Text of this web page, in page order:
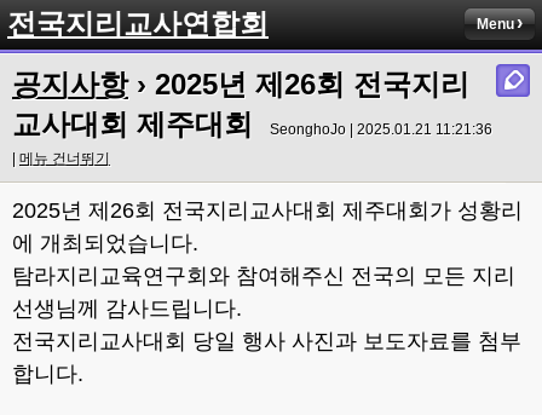
전국지리교사연합회 Menu
공지사항› 2025년 제26회 전국지리
교사대회 제주대회
SeonghoJo | 2025.01.21 11:21:36
메뉴 건너뛰기
2025년 제26회 전국지리교사대회 제주대회가 성황리
에 개최되었습니다.
탐라지리교육연구회와 참여해주신 전국의 모든 지리
선생님께 감사드립니다.
전국지리교사대회 당일 행사 사진과 보도자료를 첨부
합니다.